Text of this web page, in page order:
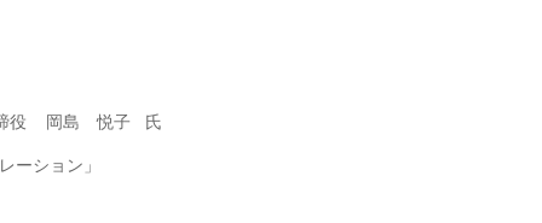
締役 岡島 悦子 氏
ション」